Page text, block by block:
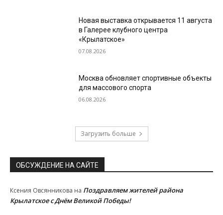
Новая выставка открывается 11 августа
в Галерее клубного центра
«Крылатское»
07.08.2026
Москва обновляет спортивные объекты
для массового спорта
06.08.2026
Загрузить больше
ОБСУЖДЕНИЕ НА САЙТЕ
Ксения Овсянникова на Поздравляем жителей района
Крылатское с Днём Великой Победы!